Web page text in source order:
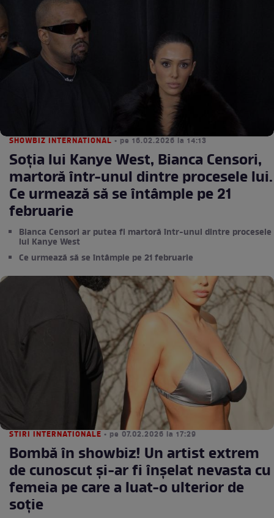
SHOWBIZ INTERNATIONAL • pe 16.02.2026 la 14:13
Soția lui Kanye West, Bianca Censori,
martoră într-unul dintre procesele lui.
Ce urmează să se întâmple pe 21
februarie
Bianca Censori ar putea fi martoră într-unul dintre procesele
lui Kanye West
Ce urmează să se întâmple pe 21 februarie
STIRI INTERNATIONALE • pe 07.02.2026 la 17:29
Bombă în showbiz! Un artist extrem
de cunoscut și-ar fi înșelat nevasta cu
femeia pe care a luat-o ulterior de
soție